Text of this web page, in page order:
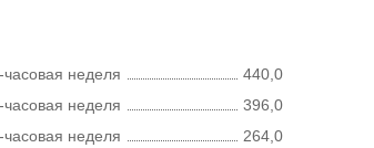
часовая неделя
440,0
часовая неделя
396,0
часовая неделя
264,0